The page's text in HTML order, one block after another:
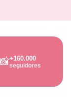
+160.000
seguidores